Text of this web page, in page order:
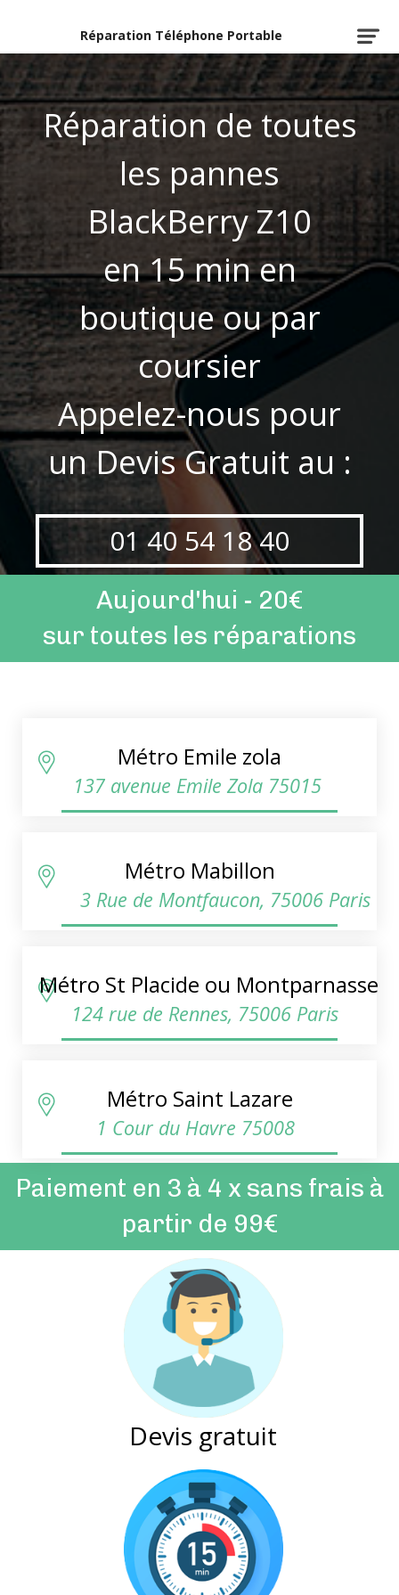
Réparation Téléphone Portable
Réparation de toutes
les pannes
BlackBerry Z10
en 15 min en
boutique ou par
coursier
Appelez-nous pour
un Devis Gratuit au :
01 40 54 18 40
Aujourd'hui - 20€
sur toutes les réparations
Métro Emile zola
137 avenue Emile Zola 75015
Métro Mabillon
3 Rue de Montfaucon, 75006 Paris
Métro St Placide ou Montparnasse
124 rue de Rennes, 75006 Paris
Métro Saint Lazare
1 Cour du Havre 75008
Paiement en 3 à 4 x sans frais à
partir de 99€
Devis gratuit